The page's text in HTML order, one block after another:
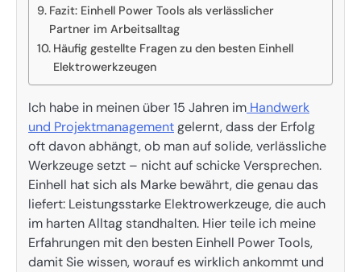
Fazit: Einhell Power Tools als verlässlicher
Partner im Arbeitsalltag
Häufig gestellte Fragen zu den besten Einhell
Elektrowerkzeugen
Ich habe in meinen über 15 Jahren im Handwerk
und Projektmanagementgelernt, dass der Erfolg
oft davon abhängt, ob man auf solide, verlässliche
Werkzeuge setzt – nicht auf schicke Versprechen.
Einhell hat sich als Marke bewährt, die genau das
liefert: Leistungsstarke Elektrowerkzeuge, die auch
im harten Alltag standhalten. Hier teile ich meine
Erfahrungen mit den besten Einhell Power Tools,
damit Sie wissen, worauf es wirklich ankommt und